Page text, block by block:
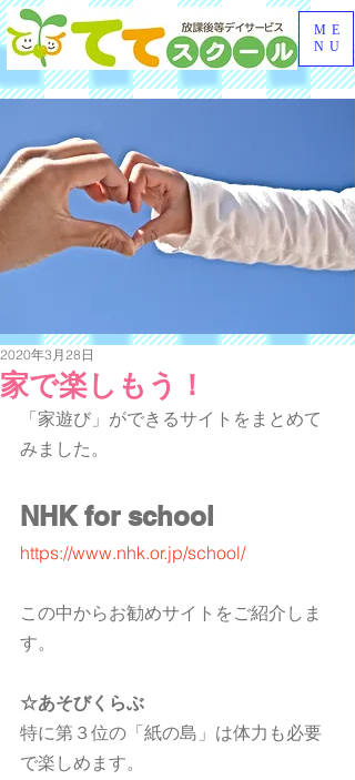
ME
NU
家で楽しもう！
2020年3月28日
「家遊び」ができるサイトをまとめて
みました。
NHK for school
https://www.nhk.or.jp/school/
この中からお勧めサイトをご紹介しま
す。
☆あそびくらぶ
特に第３位の「紙の島」は体力も必要
で楽しめます。